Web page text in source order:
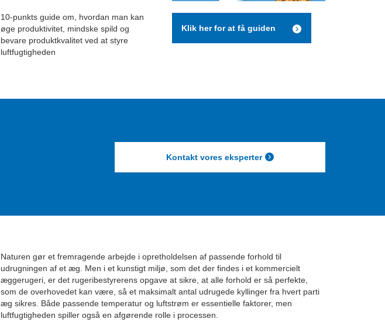
10-punkts guide om, hvordan man kan
øge produktivitet, mindske spild og
bevare produktkvalitet ved at styre
luftfugtigheden
Klik her for at få guiden
Kontakt vores eksperter
Naturen gør et fremragende arbejde i opretholdelsen af passende forhold til
udrugningen af et æg. Men i et kunstigt miljø, som det der findes i et kommercielt
æggerugeri, er det rugeribestyrerens opgave at sikre, at alle forhold er så perfekte,
som de overhovedet kan være, så et maksimalt antal udrugede kyllinger fra hvert parti
æg sikres. Både passende temperatur og luftstrøm er essentielle faktorer, men
luftfugtigheden spiller også en afgørende rolle i processen.